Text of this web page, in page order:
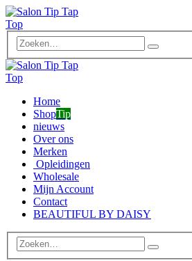
Home
ShopTip
nieuws
Over ons
Merken
Opleidingen
Wholesale
Mijn Account
Contact
BEAUTIFUL BY DAISY